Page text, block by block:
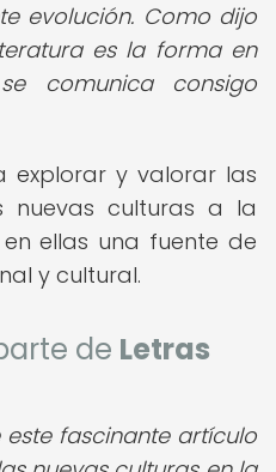
evolución. Como dijo
es la forma en
comunica consigo
explorar y valorar las
nuevas culturas a la
ellas una fuente de
y cultural.
de Letras
fascinante artículo